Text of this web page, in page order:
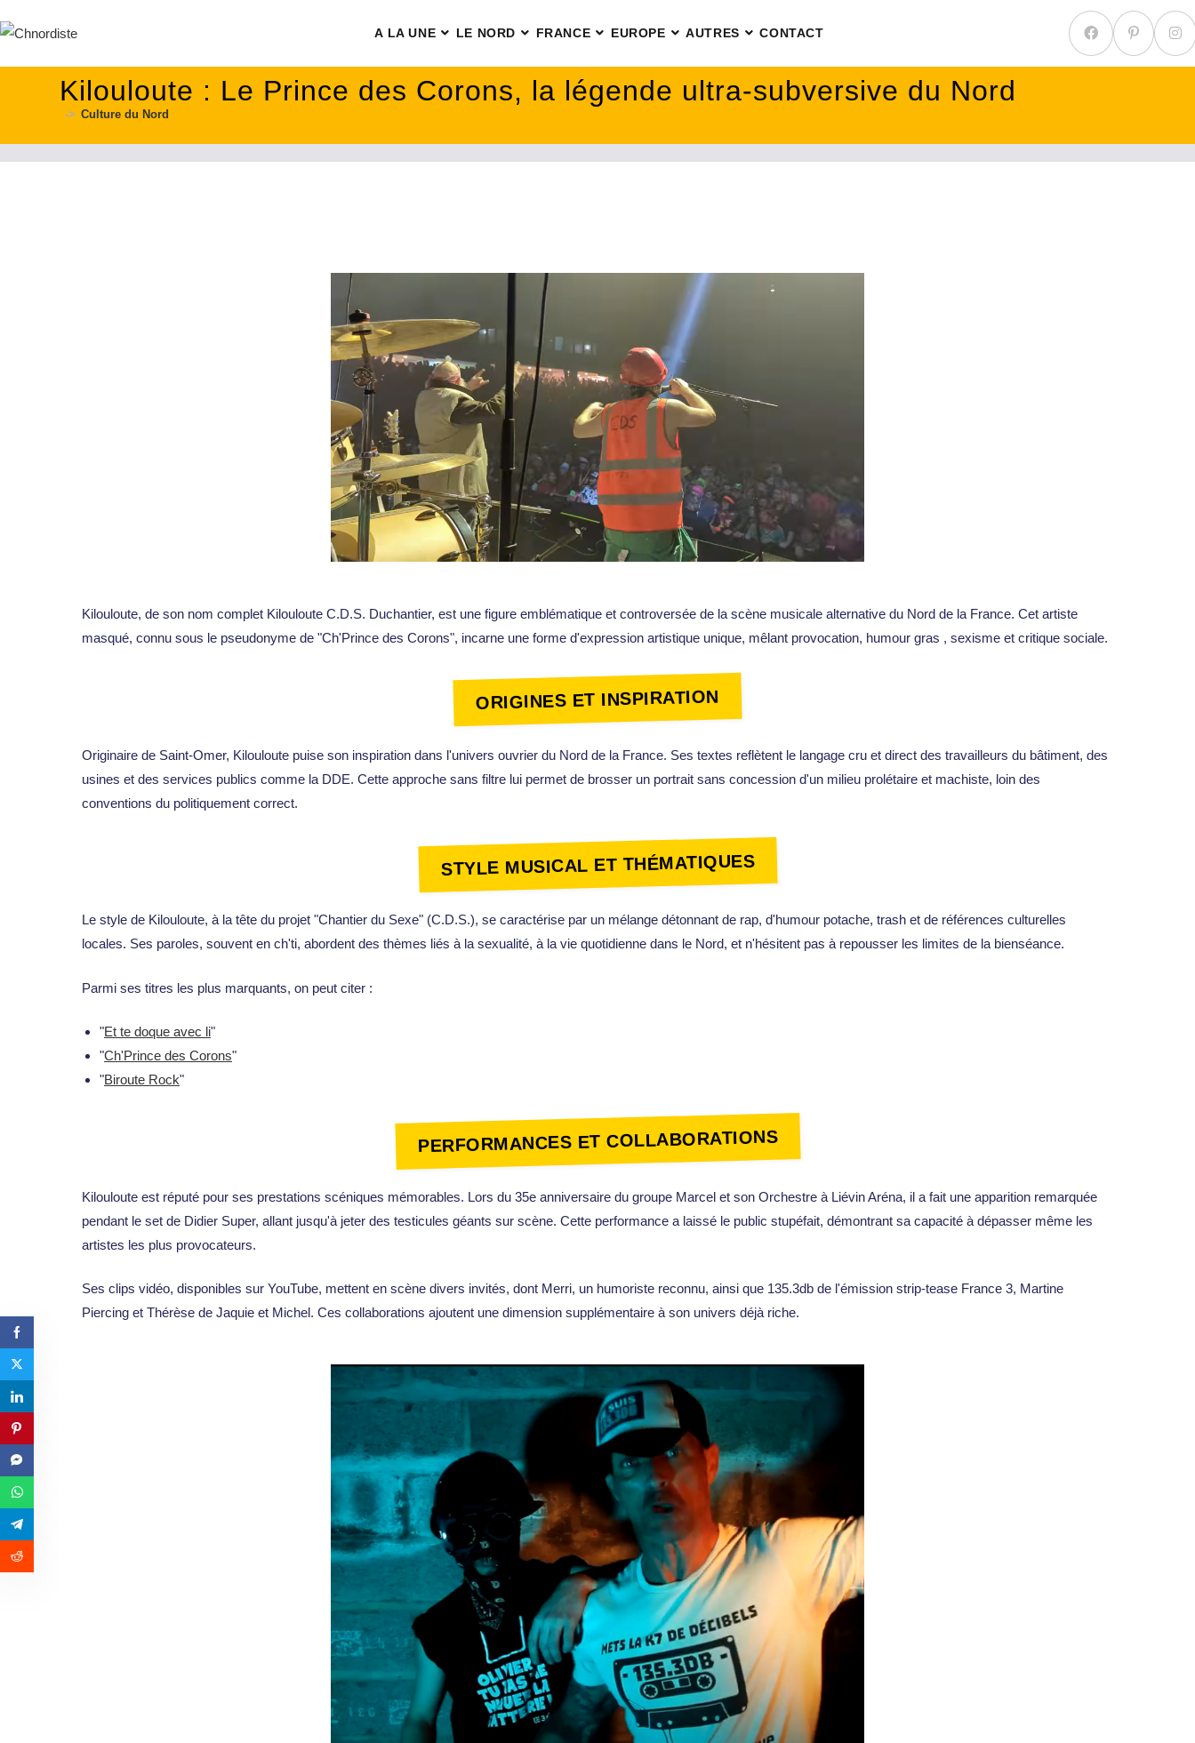
principal
A LA UNE LE NORD FRANCE EUROPE AUTRES CONTACT
Kilouloute : Le Prince des Corons, la légende ultra-subversive du Nord
-> Culture du Nord
Kilouloute, de son nom complet Kilouloute C.D.S. Duchantier, est une figure emblématique et controversée de la scène musicale alternative du Nord de la France. Cet artiste
masqué, connu sous le pseudonyme de "Ch'Prince des Corons", incarne une forme d'expression artistique unique, mêlant provocation, humour gras , sexisme et critique sociale.
ORIGINES ET INSPIRATION
Originaire de Saint-Omer, Kilouloute puise son inspiration dans l'univers ouvrier du Nord de la France. Ses textes reflètent le langage cru et direct des travailleurs du bâtiment, des
usines et des services publics comme la DDE. Cette approche sans filtre lui permet de brosser un portrait sans concession d'un milieu prolétaire et machiste, loin des
conventions du politiquement correct.
STYLE MUSICAL ET THÉMATIQUES
Le style de Kilouloute, à la tête du projet "Chantier du Sexe" (C.D.S.), se caractérise par un mélange détonnant de rap, d'humour potache, trash et de références culturelles
locales. Ses paroles, souvent en ch'ti, abordent des thèmes liés à la sexualité, à la vie quotidienne dans le Nord, et n'hésitent pas à repousser les limites de la bienséance.
Parmi ses titres les plus marquants, on peut citer :
"Et te doque avec li"
"Ch'Prince des Corons"
"Biroute Rock"
PERFORMANCES ET COLLABORATIONS
Kilouloute est réputé pour ses prestations scéniques mémorables. Lors du 35e anniversaire du groupe Marcel et son Orchestre à Liévin Aréna, il a fait une apparition remarquée
pendant le set de Didier Super, allant jusqu'à jeter des testicules géants sur scène. Cette performance a laissé le public stupéfait, démontrant sa capacité à dépasser même les
artistes les plus provocateurs.
Ses clips vidéo, disponibles sur YouTube, mettent en scène divers invités, dont Merri, un humoriste reconnu, ainsi que 135.3db de l'émission strip-tease France 3, Martine
Piercing et Thérèse de Jaquie et Michel. Ces collaborations ajoutent une dimension supplémentaire à son univers déjà riche.